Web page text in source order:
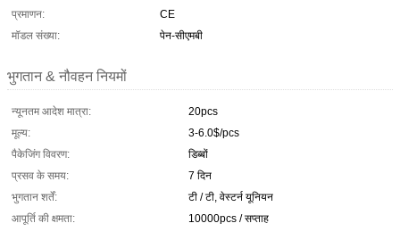
प्रमाणन:
CE
मॉडल संख्या:
पेन-सीएमबी
भुगतान & नौवहन नियमों
न्यूनतम आदेश मात्रा:
20pcs
मूल्य:
3-6.0$/pcs
पैकेजिंग विवरण:
डिब्बों
प्रसव के समय:
7 दिन
भुगतान शर्तें:
टी / टी, वेस्टर्न यूनियन
आपूर्ति की क्षमता:
10000pcs / सप्ताह